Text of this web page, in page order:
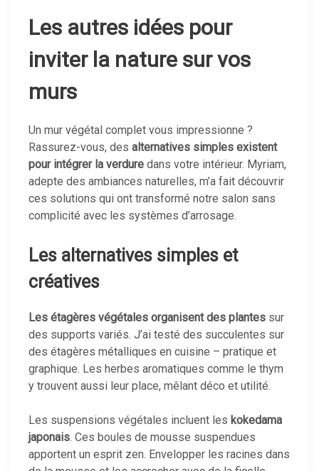
Les autres idées pour
inviter la nature sur vos
murs
Un mur végétal complet vous impressionne ?
Rassurez-vous, des alternatives simples existent
pour intégrer la verdure dans votre intérieur. Myriam,
adepte des ambiances naturelles, m’a fait découvrir
ces solutions qui ont transformé notre salon sans
complicité avec les systèmes d’arrosage.
Les alternatives simples et
créatives
Les étagères végétales organisent des plantes sur
des supports variés. J’ai testé des succulentes sur
des étagères métalliques en cuisine – pratique et
graphique. Les herbes aromatiques comme le thym
y trouvent aussi leur place, mêlant déco et utilité.
Les suspensions végétales incluent les kokedama
japonais. Ces boules de mousse suspendues
apportent un esprit zen. Envelopper les racines dans